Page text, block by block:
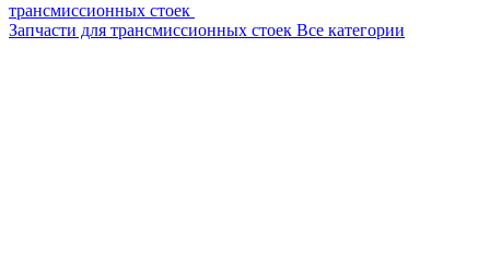
трансмиссионных стоек
Запчасти для трансмиссионных стоек Все категории